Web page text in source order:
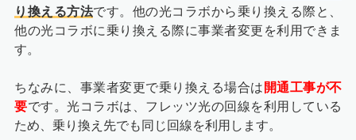
り換える方法です。他の光コラボから乗り換える際と、
他の光コラボに乗り換える際に事業者変更を利用できま
す。
ちなみに、事業者変更で乗り換える場合は 開通工事が不
要です。光コラボは、フレッツ光の回線を利用している
ため、乗り換え先でも同じ回線を利用します。